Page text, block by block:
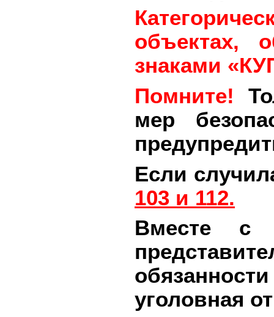
объектах,
знаками
Помните!
мер
Если
103 и 112.
Вместе с
уголовная